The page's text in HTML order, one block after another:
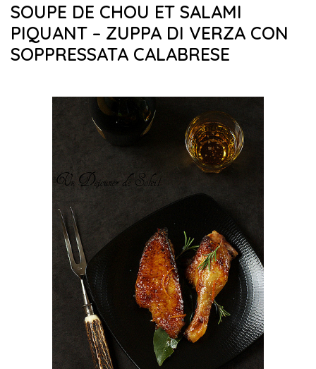
SOUPE DE CHOU ET SALAMI
PIQUANT – ZUPPA DI VERZA CON
SOPPRESSATA CALABRESE